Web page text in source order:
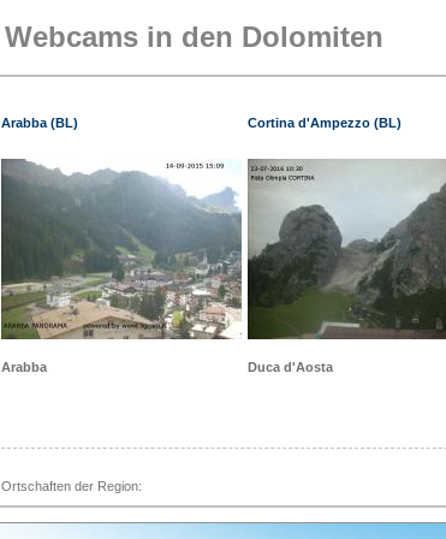
Webcams in den Dolomiten
Arabba (BL)
Arabba
Cortina d'Ampezzo (BL)
Duca d'Aosta
Ortschaften der Region: